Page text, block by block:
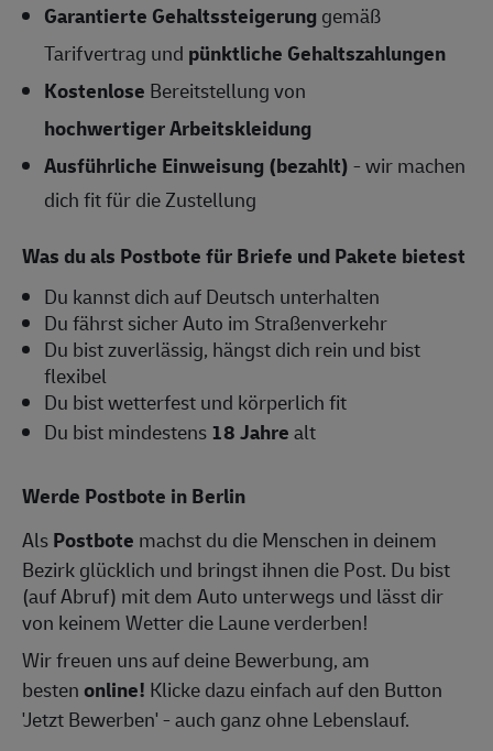
Garantierte Gehaltssteigerunggemäß
Tarifvertrag und pünktliche Gehaltszahlungen
Kostenlose Bereitstellung von
hochwertiger Arbeitskleidung
Ausführliche Einweisung (bezahlt)- wir machen
dich fit für die Zustellung
Was du als Postbote für Briefe und Pakete bietest
Du kannst dich auf Deutsch unterhalten
Du fährst sicher Auto im Straßenverkehr
Du bist zuverlässig, hängst dich rein und bist
flexibel
Du bist wetterfest und körperlich fit
Du bist mindestens 18 Jahrealt
Werde Postbote in Berlin
AlsPostbote machst du die Menschen in deinem
Bezirk glücklich und bringst ihnen die Post. Du bist
(auf Abruf) mit dem Auto unterwegs und lässt dir
von keinem Wetter die Laune verderben!
Wir freuen uns auf deine Bewerbung, am
bestenonline! Klicke dazu einfach auf den Button
'Jetzt Bewerben' - auch ganz ohne Lebenslauf.